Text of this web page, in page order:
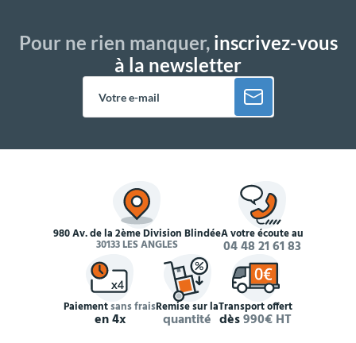
Pour ne rien manquer,inscrivez-vous
à la newsletter
980 Av. de la 2ème Division Blindée
30133 LES ANGLES
À votre écoute au
04 48 21 61 83
Paiementsans frais
en 4x
Remise sur la
quantité
Transport offert
dès990€ HT